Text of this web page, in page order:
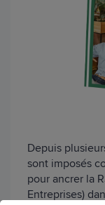
Depuis
sont imposés
pour ancrer la
Entreprises)